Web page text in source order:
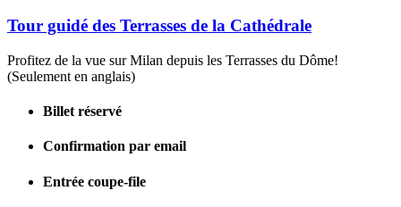
Tour guidé des Terrasses de la Cathédrale
Profitez de la vue sur Milan depuis les Terrasses du Dôme!
(Seulement en anglais)
Billet réservé
Confirmation par email
Entrée coupe-file